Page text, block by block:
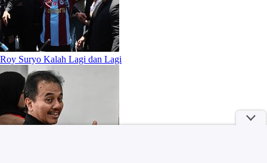
Roy Suryo Kalah Lagi dan Lagi